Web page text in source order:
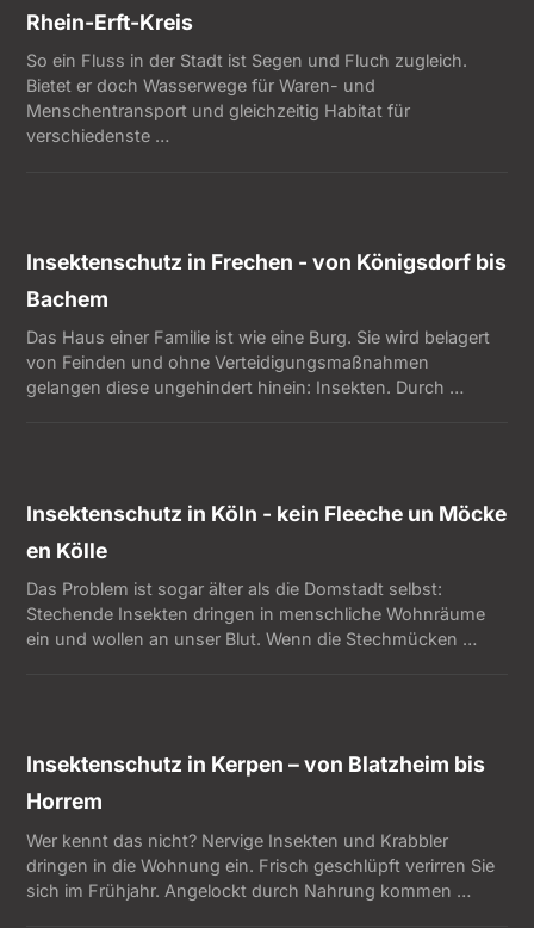
Rhein-Erft-Kreis
So ein Fluss in der Stadt ist Segen und Fluch zugleich.
Bietet er doch Wasserwege für Waren- und
Menschentransport und gleichzeitig Habitat für
verschiedenste …
Insektenschutz in Frechen - von Königsdorf bis
Bachem
Das Haus einer Familie ist wie eine Burg. Sie wird belagert
von Feinden und ohne Verteidigungsmaßnahmen
gelangen diese ungehindert hinein: Insekten. Durch …
Insektenschutz in Köln - kein Fleeche un Möcke
en Kölle
Das Problem ist sogar älter als die Domstadt selbst:
Stechende Insekten dringen in menschliche Wohnräume
ein und wollen an unser Blut. Wenn die Stechmücken …
Insektenschutz in Kerpen – von Blatzheim bis
Horrem
Wer kennt das nicht? Nervige Insekten und Krabbler
dringen in die Wohnung ein. Frisch geschlüpft verirren Sie
sich im Frühjahr. Angelockt durch Nahrung kommen …